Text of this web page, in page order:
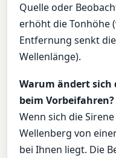
Quelle oder
erhöht die Tonhöhe
Entfernung senkt
Wellenlänge).
Warum ändert sich
beim Vorbeifahren?
Wenn sich die
Wellenberg von
bei Ihnen liegt. Die